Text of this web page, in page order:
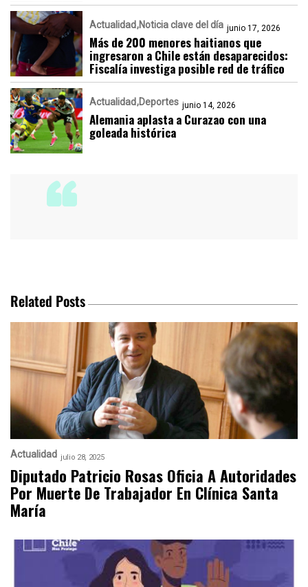
Actualidad Noticia clave del día junio 17, 2026
Más de 200 menores haitianos que
ingresaron a Chile están desaparecidos:
Fiscalía investiga posible red de tráfico
Actualidad Deportes junio 14, 2026
Alemania aplasta a Curazao con una
goleada histórica
Related Posts
Actualidad julio 28, 2025
Diputado Patricio Rosas Oficia A Autoridades
Por Muerte De Trabajador En Clínica Santa
María